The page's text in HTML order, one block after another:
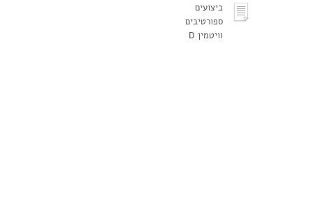
ביצועים
ספורטיבים
וויטמין D